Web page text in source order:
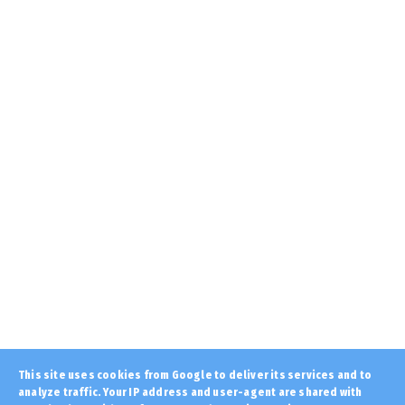
August 08, 2026
LATEST
Αύγουστος 1993... Η επίσκεψη του
This site uses cookies from Google to deliver its services and to
analyze traffic. Your IP address and user-agent are shared with